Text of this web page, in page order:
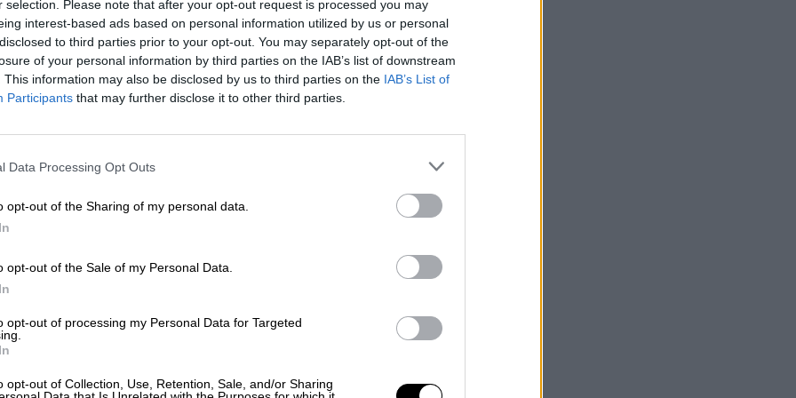
selection. Please note that after your opt-out request is processed you may
interest-based ads based on personal information utilized by us or personal
to third parties prior to your opt-out. You may separately opt-out of the
of your personal information by third parties on the IAB’s list of downstream
This information may also be disclosed by us to third parties on the IAB’s List of
Participants that may further disclose it to other third parties.
Data Processing Opt Outs
opt-out of the Sharing of my personal data.
opt-out of the Sale of my Personal Data.
opt-out of processing my Personal Data for Targeted
opt-out of Collection, Use, Retention, Sale, and/or Sharing
y cada una de las decisiones o acuerdos que
decidió no recurrirpese a queIsabel
de Gürtel y quecumple varias condenas que
directamente a García Pelayo en una de las
. Tal es el caso que relató con detallea través
Nacional cómo se adjudicaban los contratos
a varias reuniones
contra la ex alcaldesa
de carácter delictiva"
sobre la polémica campaña de desinformación
Popular
para desmovilizar a los votantes de
ayuda del consultorAleix Sanmartín
, contratado
por
Pedro Sánchez, ha dado por buenas las